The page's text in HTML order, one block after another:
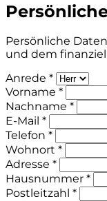
Persönliche
und dem
Anrede *
Vorname *
Nachname *
E-Mail *
Telefon *
Wohnort *
Adresse *
Hausnummer *
Postleitzahl *